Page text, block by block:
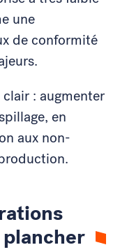
une
de conformité
: augmenter
en
aux non-